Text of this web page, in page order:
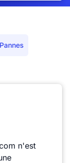
Pannes
n'est